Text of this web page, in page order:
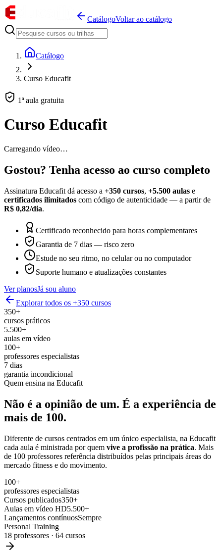
CatálogoVoltar ao catálogo
Catálogo
Curso Educafit
1ª aula gratuita
Curso Educafit
Carregando vídeo…
Gostou? Tenha acesso ao curso completo
Assinatura Educafit dá acesso a +350 cursos, +5.500 aulas e
certificados ilimitados com código de autenticidade — a partir de
R$ 0,82/dia.
Certificado reconhecido para horas complementares
Garantia de 7 dias — risco zero
Estude no seu ritmo, no celular ou no computador
Suporte humano e atualizações constantes
Ver planosJá sou aluno
Explorar todos os +350 cursos
350+
cursos práticos
5.500+
aulas em vídeo
100+
professores especialistas
7 dias
garantia incondicional
Quem ensina na Educafit
Não é a opinião de um. É a experiência de
mais de 100.
Diferente de cursos centrados em um único especialista, na Educafit
cada aula é ministrada por quem vive a profissão na prática. Mais
de 100 professores referência distribuídos pelas principais áreas do
mercado fitness e do movimento.
100+
professores especialistas
Cursos publicados350+
Aulas em vídeo HD5.500+
Lançamentos contínuosSempre
Personal Training
18 professores · 64 cursos